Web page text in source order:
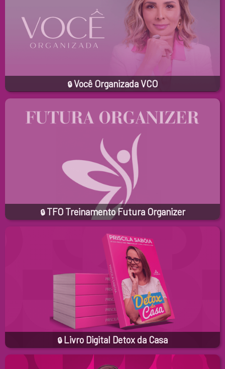
🔒Você Organizada VCO
🔒TFO Treinamento Futura Organizer
🔒Livro Digital Detox da Casa